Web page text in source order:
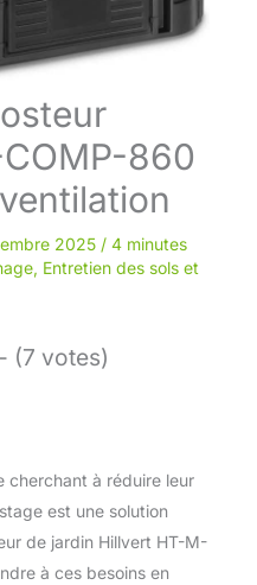
860
2025 / 4 minutes
, Entretien des sols et
(7 votes)
cherchant à réduire leur
est une solution
de jardin Hillvert HT-M-
à ces besoins en